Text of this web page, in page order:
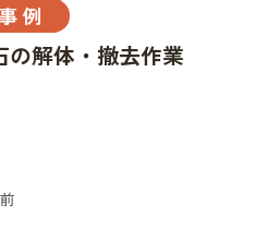
事例
の解体・撤去作業